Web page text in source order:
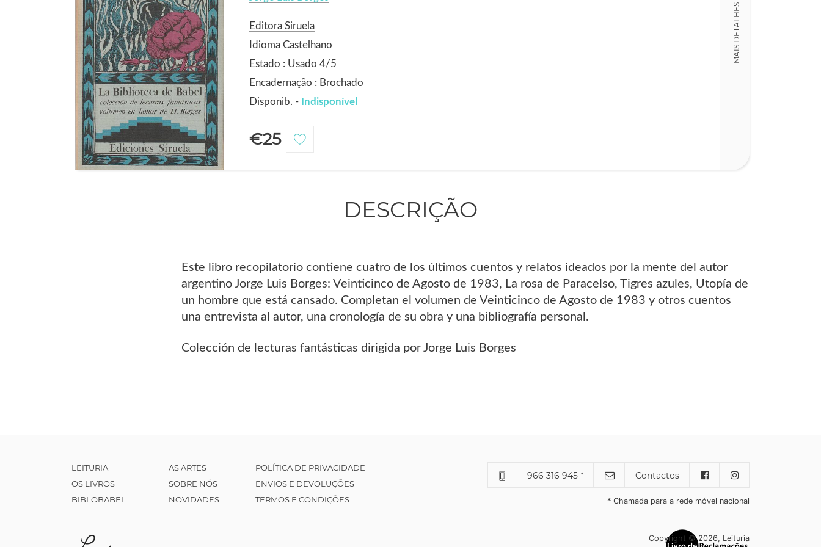
Editora Siruela
Idioma Castelhano
Estado : Usado 4/5
Encadernação : Brochado
Disponib. - Indisponível
€25
MAIS DETALHES
DESCRIÇÃO
Este libro recopilatorio contiene cuatro de los últimos cuentos y relatos ideados por la mente del autor
argentino Jorge Luis Borges: Veinticinco de Agosto de 1983, La rosa de Paracelso, Tigres azules, Utopía de
un hombre que está cansado. Completan el volumen de Veinticinco de Agosto de 1983 y otros cuentos
una entrevista al autor, una cronología de su obra y una bibliografía personal.
Colección de lecturas fantásticas dirigida por Jorge Luis Borges
LEITURIA
OS LIVROS
BIBLOBABEL
AS ARTES
SOBRE NÓS
NOVIDADES
POLÍTICA DE PRIVACIDADE
ENVIOS E DEVOLUÇÕES
TERMOS E CONDIÇÕES
966 316 945 * Contactos
* Chamada para a rede móvel nacional
Copyright © 2026, Leituria